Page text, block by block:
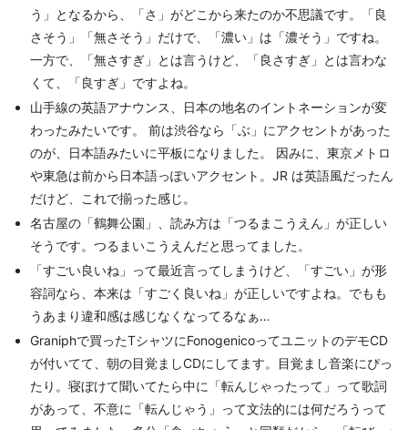
う」となるから、「さ」がどこから来たのか不思議です。「良
さそう」「無さそう」だけで、「濃い」は「濃そう」ですね。
一方で、「無さすぎ」とは言うけど、「良さすぎ」とは言わな
くて、「良すぎ」ですよね。
山手線の英語アナウンス、日本の地名のイントネーションが変
わったみたいです。 前は渋谷なら「ぶ」にアクセントがあった
のが、日本語みたいに平板になりました。 因みに、東京メトロ
や東急は前から日本語っぽいアクセント。JR は英語風だったん
だけど、これで揃った感じ。
名古屋の「鶴舞公園」、読み方は「つるまこうえん」が正しい
そうです。つるまいこうえんだと思ってました。
「すごい良いね」って最近言ってしまうけど、「すごい」が形
容詞なら、本来は「すごく良いね」が正しいですよね。でもも
うあまり違和感は感じなくなってるなぁ…
Graniphで買ったTシャツにFonogenicoってユニットのデモCD
が付いてて、朝の目覚ましCDにしてます。目覚まし音楽にぴっ
たり。寝ぼけて聞いてたら中に「転んじゃったって」って歌詞
があって、不意に「転んじゃう」って文法的には何だろうって